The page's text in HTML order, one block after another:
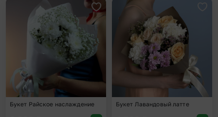
Добавить в избранное
Букет Райское наслаждение Букет Лавандовый латте